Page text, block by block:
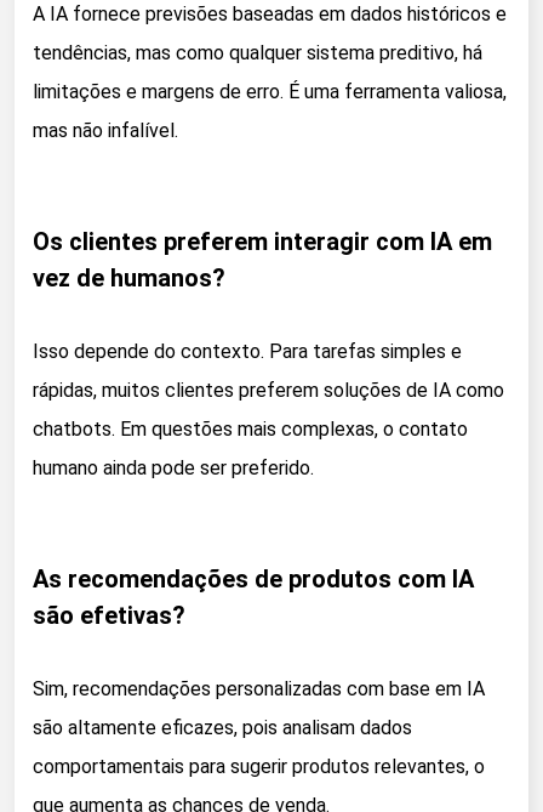
A IA fornece previsões baseadas em dados históricos e
tendências, mas como qualquer sistema preditivo, há
limitações e margens de erro. É uma ferramenta valiosa,
mas não infalível.
Os clientes preferem interagir com IA em
vez de humanos?
Isso depende do contexto. Para tarefas simples e
rápidas, muitos clientes preferem soluções de IA como
chatbots. Em questões mais complexas, o contato
humano ainda pode ser preferido.
As recomendações de produtos com IA
são efetivas?
Sim, recomendações personalizadas com base em IA
são altamente eficazes, pois analisam dados
comportamentais para sugerir produtos relevantes, o
que aumenta as chances de venda.